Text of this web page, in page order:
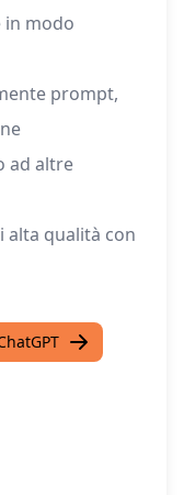
in modo
prompt,
ad altre
alta qualità con